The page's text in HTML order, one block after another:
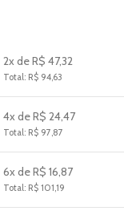
2x de R$ 47,32
Total: R$ 94,63
4x de R$ 24,47
Total: R$ 97,87
6x de R$ 16,87
Total: R$ 101,19